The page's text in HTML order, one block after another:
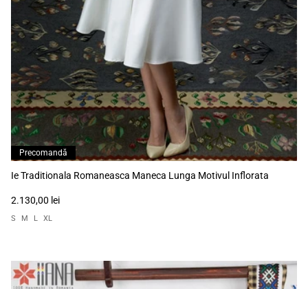
Precomandă
Ie Traditionala Romaneasca Maneca Lunga Motivul Inflorata
2.130,00 lei
S M L XL